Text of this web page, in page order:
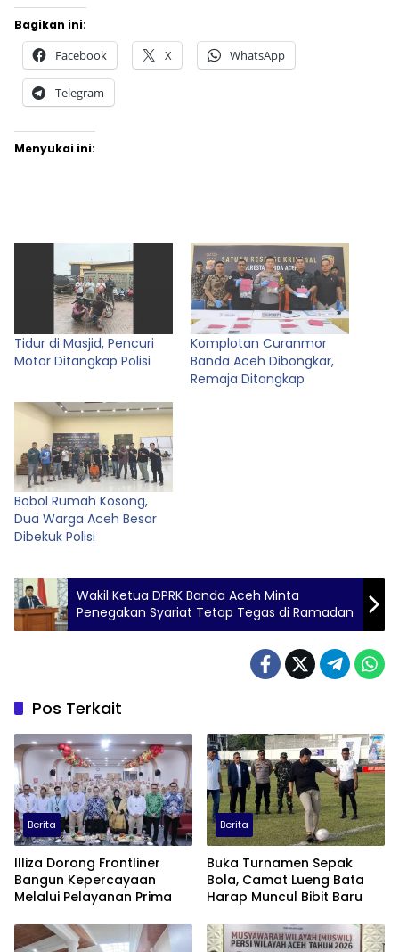
Bagikan ini:
Facebook X WhatsApp
Telegram
Menyukai ini:
Tidur di Masjid, Pencuri
Motor Ditangkap Polisi
Komplotan Curanmor
Banda Aceh Dibongkar,
Remaja Ditangkap
Bobol Rumah Kosong,
Dua Warga Aceh Besar
Dibekuk Polisi
Wakil Ketua DPRK Banda Aceh Minta
Penegakan Syariat Tetap Tegas di Ramadan
Pos Terkait
Berita
Illiza Dorong Frontliner
Bangun Kepercayaan
Melalui Pelayanan Prima
Berita
Buka Turnamen Sepak
Bola, Camat Lueng Bata
Harap Muncul Bibit Baru